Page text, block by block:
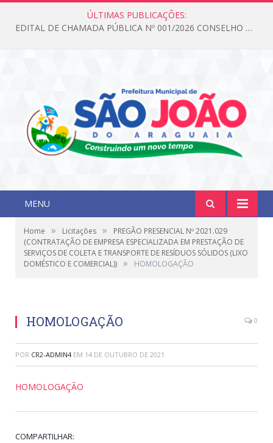
ÚLTIMAS PUBLICAÇÕES:
EDITAL DE CHAMADA PÚBLICA Nº 001/2026 CONSELHO DOS DIREITOS DA CRIANÇA E DO ADOLESCENTE
MENU
Home » Licitações »
PREGÃO PRESENCIAL Nº 2021.029
(CONTRATAÇÃO DE EMPRESA ESPECIALIZADA EM PRESTAÇÃO DE
SERVIÇOS DE COLETA E TRANSPORTE DE RESÍDUOS SÓLIDOS (LIXO
DOMÉSTICO E COMERCIAL)) » HOMOLOGAÇÃO
HOMOLOGAÇÃO 0
POR CR2-ADMIN4 EM 14 DE OUTUBRO DE 2021
HOMOLOGAÇÃO
COMPARTILHAR: